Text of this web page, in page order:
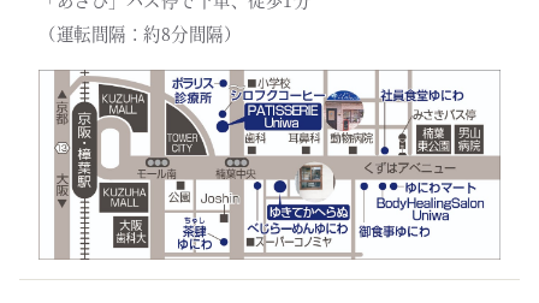
（運転間隔：約8分間隔）